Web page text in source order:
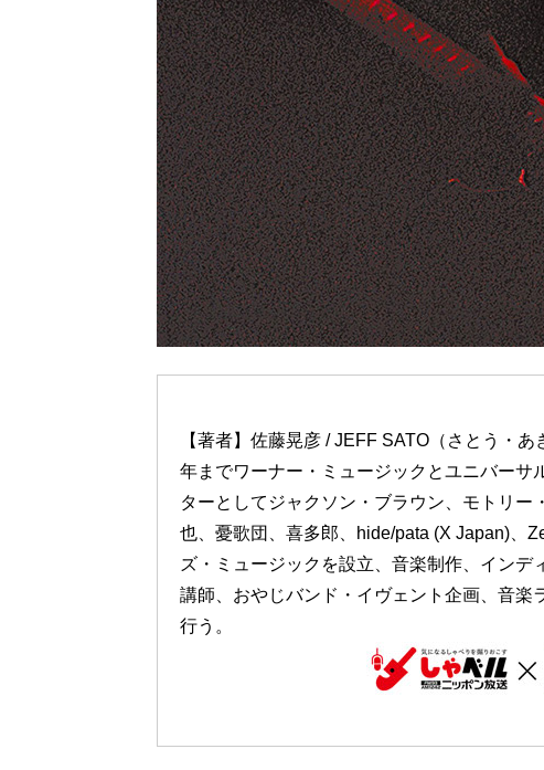
【著者】佐藤晃彦 / JEFF SATO（さとう・
年までワーナー・ミュージックとユニバーサ
ターとしてジャクソン・ブラウン、モトリ
也、憂歌団、喜多郎、hide/pata (X Japan)、
ズ・ミュージックを設立、音楽制作、イン
講師、おやじバンド・イヴェント企画、音
行う。